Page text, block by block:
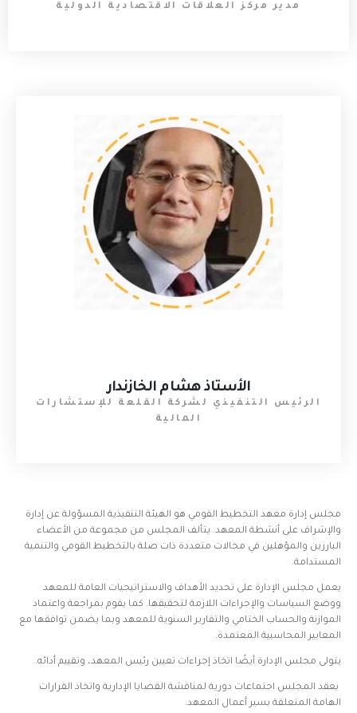
مدير مركز العلاقات الاقتصادية الدولية
الأستاذ هشام الخازندار
الرئيس التنفيذي لشركة القلعة للإستشارات
المالية
مجلس إدارة معهد التخطيط القومي هو الهيئة التنفيذية المسؤولة عن إدارة
والإشراف على أنشطة المعهد. يتألف المجلس من مجموعة من الأعضاء
البارزين والمؤهلين في مجالات متعددة ذات صلة بالتخطيط القومي والتنمية
المستدامة.
يعمل مجلس الإدارة على تحديد الأهداف والاستراتيجيات العامة للمعهد
ووضع السياسات والإجراءات اللازمة لتحقيقها. كما يقوم بمراجعة واعتماد
الموازنة والحساب الختامي والتقارير السنوية للمعهد وبما يضمن توافقها مع
المعايير المحاسبية المعتمدة.
يتولى مجلس الإدارة أيضًا اتخاذ إجراءات تعيين رئيس المعهد، وتقييم أدائه.
يعقد المجلس اجتماعات دورية لمناقشة القضايا الإدارية واتخاذ القرارات
الهامة المتعلقة بسير أعمال المعهد.